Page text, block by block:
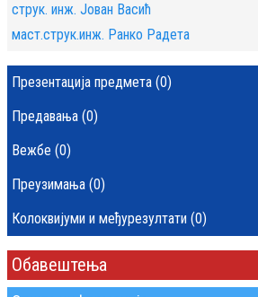
струк. инж. Јован Васић
маст.струк.инж. Ранко Радета
Презентација предмета (0)
Предавања (0)
Вежбе (0)
Преузимања (0)
Колоквијуми и међурезултати (0)
Обавештења